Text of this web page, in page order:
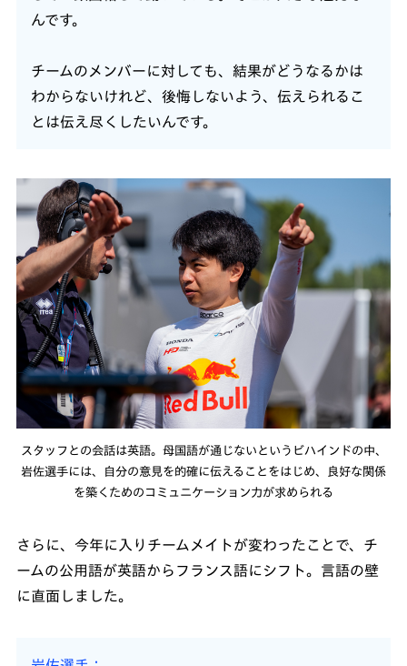
んです。
チームのメンバーに対しても、結果がどうなるかは
わからないけれど、後悔しないよう、伝えられるこ
とは伝え尽くしたいんです。
スタッフとの会話は英語。母国語が通じないというビハインドの中、
岩佐選手には、自分の意見を的確に伝えることをはじめ、良好な関係
を築くためのコミュニケーション力が求められる
さらに、今年に入りチームメイトが変わったことで、チ
ームの公用語が英語からフランス語にシフト。言語の壁
に直面しました。